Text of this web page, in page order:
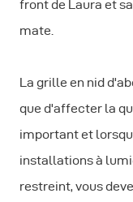
front de Laura et
mate.
La grille en nid
que d'affecter la
important et
installations à
restreint, vous